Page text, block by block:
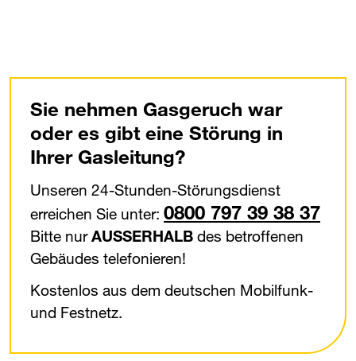
Sie nehmen Gasgeruch war
oder es gibt eine Störung in
Ihrer Gasleitung?
Unseren 24-Stunden-Störungsdienst
erreichen Sie unter: 0800 797 39 38 37
Bitte nurAUSSERHALB des betroffenen
Gebäudes telefonieren!
Kostenlos aus dem deutschen Mobilfunk-
und Festnetz.